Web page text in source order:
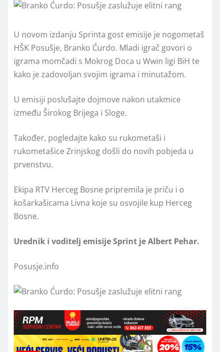
U novom izdanju Sprinta gost emisije je nogometaš
HŠK Posušje, Branko Ćurdo. Mladi igrač govori o
igrama momčadi s Mokrog Doca u Wwin ligi BiH te
kako je zadovoljan svojim igrama i minutažom.
U emisiji poslušajte dojmove nakon utakmice
između Širokog Brijega i Sloge.
Također, pogledajte kako su rukometaši i
rukometašice Zrinjskog došli do novih pobjeda u
prvenstvu.
Ekipa RTV Herceg Bosne pripremila je priču i o
košarkašicama Livna koje su osvojile kup Herceg
Bosne.
Urednik i voditelj emisije Sprint je Albert Pehar.
Posusje.info